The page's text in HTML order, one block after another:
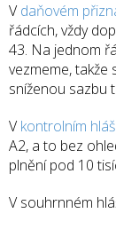
V daňovém
řádcích, vždy
43. Na jednom
vezmeme, takže
sníženou sazbu
V kontrolním
A2, a to bez
plnění pod 10
V souhrnném